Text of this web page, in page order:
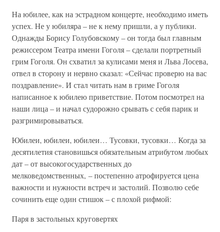
На юбилее, как на эстрадном концерте, необходимо иметь
успех. Не у юбиляра – не к нему пришли, а у публики.
Однажды Борису Голубовскому – он тогда был главным
режиссером Театра имени Гоголя – сделали портретный
грим Гоголя. Он схватил за кулисами меня и Льва Лосева,
отвел в сторону и нервно сказал: «Сейчас проверю на вас
поздравление». И стал читать нам в гриме Гоголя
написанное к юбилею приветствие. Потом посмотрел на
наши лица – и начал судорожно срывать с себя парик и
разгримировываться.
Юбилеи, юбилеи, юбилеи… Тусовки, тусовки… Когда за
десятилетия становишься обязательным атрибутом любых
дат – от высокогосударственных до
мелковедомственных, – постепенно атрофируется цена
важности и нужности встреч и застолий. Позволю себе
сочинить еще один стишок – с плохой рифмой:
Паря в застольных круговертях